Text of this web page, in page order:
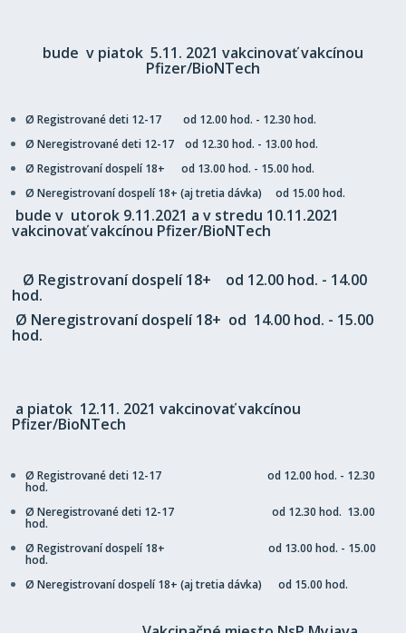
bude v piatok 5.11. 2021 vakcinovať vakcínou
Pfizer/BioNTech
Ø Registrované deti 12-17 od 12.00 hod. - 12.30 hod.
Ø Neregistrované deti 12-17 od 12.30 hod. - 13.00 hod.
Ø Registrovaní dospelí 18+ od 13.00 hod. - 15.00 hod.
Ø Neregistrovaní dospelí 18+ (aj tretia dávka) od 15.00 hod.
bude v utorok 9.11.2021 a vstredu 10.11.2021
vakcinovať vakcínou Pfizer/BioNTech
Ø Registrovaní dospelí 18+ od 12.00 hod. - 14.00
hod.
Ø Neregistrovaní dospelí 18+ od 14.00 hod. - 15.00
hod.
a piatok 12.11. 2021 vakcinovať vakcínou
Pfizer/BioNTech
Ø Registrované deti 12-17 od 12.00 hod. - 12.30
hod.
Ø Neregistrované deti 12-17 od 12.30 hod. 13.00
hod.
Ø Registrovaní dospelí 18+ od 13.00 hod. - 15.00
hod.
Ø Neregistrovaní dospelí 18+ (aj tretia dávka) od 15.00 hod.